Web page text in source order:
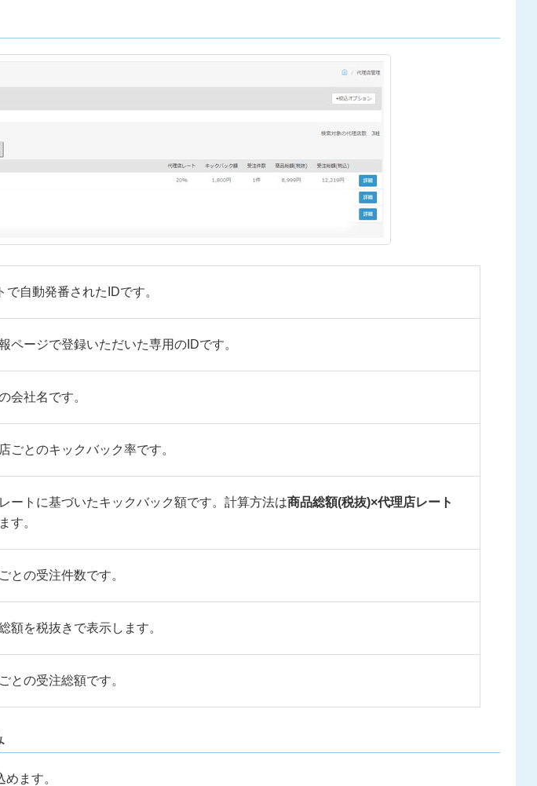
で自動発番されたIDです。
ページで登録いただいた専用のIDです。
会社名です。
ごとのキックバック率です。
ートに基づいたキックバック額です。計算方法は商品総額(税抜)×代理店レート
す。
との受注件数です。
額を税抜きで表示します。
との受注総額です。
ます。